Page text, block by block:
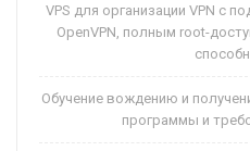
VPS для организации VPN с
OpenVPN, полным root-
Обучение вождению и
программы и